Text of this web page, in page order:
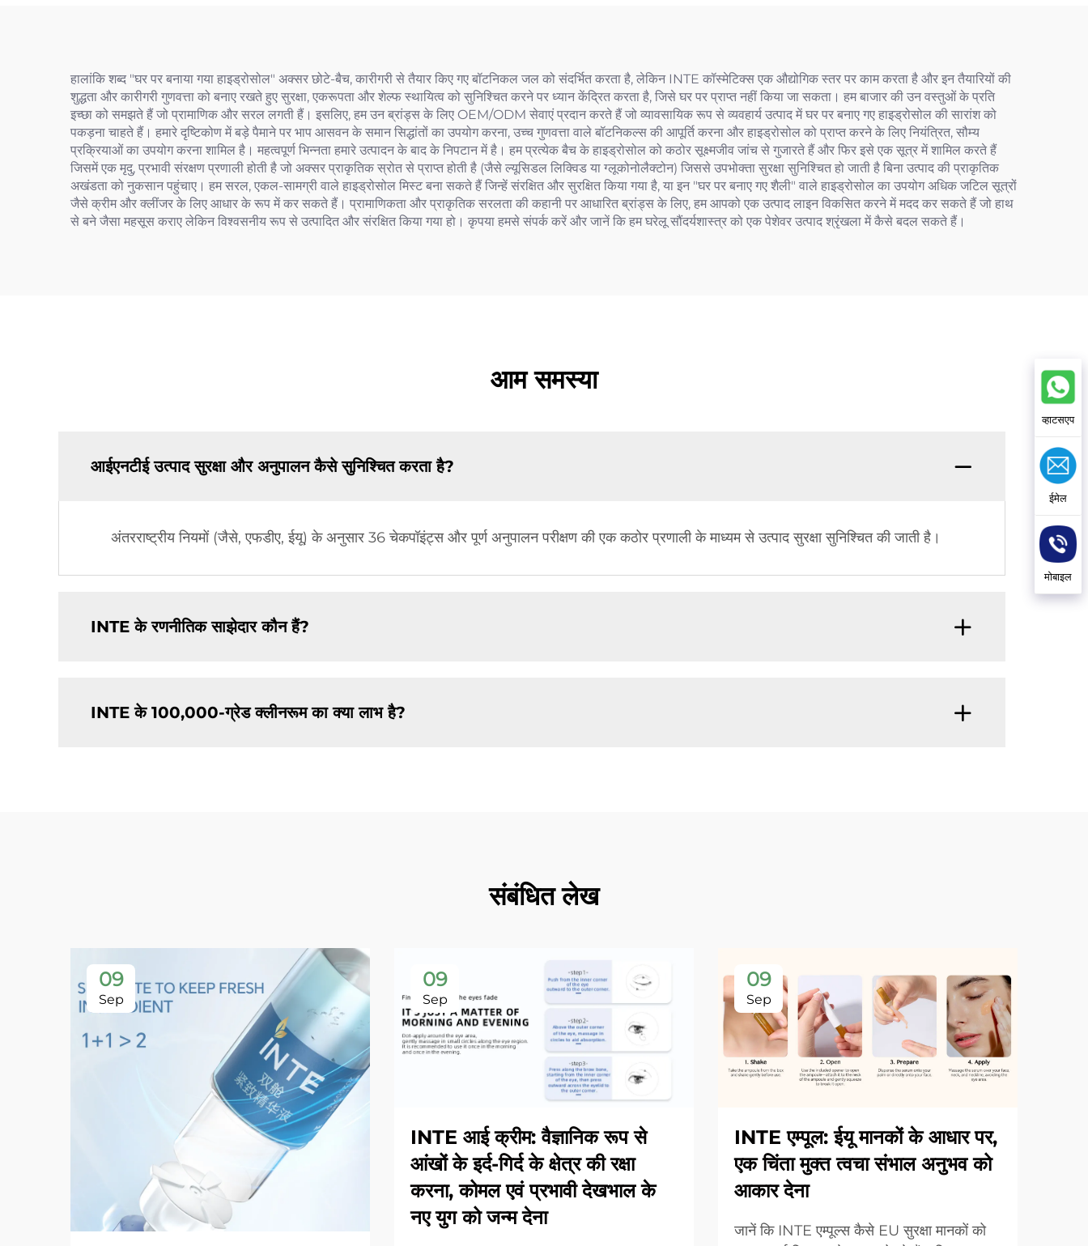
हालांकि शब्द "घर पर बनाया गया हाइड्रोसोल" अक्सर छोटे-बैच, कारीगरी से तैयार किए गए बॉटनिकल जल को संदर्भित करता है, लेकिन INTE कॉस्मेटिक्स एक औद्योगिक स्तर पर काम करता है और इन तैयारियों की
शुद्धता और कारीगरी गुणवत्ता को बनाए रखते हुए सुरक्षा, एकरूपता और शेल्फ स्थायित्व को सुनिश्चित करने पर ध्यान केंद्रित करता है, जिसे घर पर प्राप्त नहीं किया जा सकता। हम बाजार की उन वस्तुओं के प्रति
इच्छा को समझते हैं जो प्रामाणिक और सरल लगती हैं। इसलिए, हम उन ब्रांड्स के लिए OEM/ODM सेवाएं प्रदान करते हैं जो व्यावसायिक रूप से व्यवहार्य उत्पाद में घर पर बनाए गए हाइड्रोसोल की सारांश को
पकड़ना चाहते हैं। हमारे दृष्टिकोण में बड़े पैमाने पर भाप आसवन के समान सिद्धांतों का उपयोग करना, उच्च गुणवत्ता वाले बॉटनिकल्स की आपूर्ति करना और हाइड्रोसोल को प्राप्त करने के लिए नियंत्रित, सौम्य
प्रक्रियाओं का उपयोग करना शामिल है। महत्वपूर्ण भिन्नता हमारे उत्पादन के बाद के निपटान में है। हम प्रत्येक बैच के हाइड्रोसोल को कठोर सूक्ष्मजीव जांच से गुजारते हैं और फिर इसे एक सूत्र में शामिल करते हैं
जिसमें एक मृदु, प्रभावी संरक्षण प्रणाली होती है जो अक्सर प्राकृतिक स्रोत से प्राप्त होती है (जैसे ल्यूसिडल लिक्विड या ग्लूकोनोलैक्टोन) जिससे उपभोक्ता सुरक्षा सुनिश्चित हो जाती है बिना उत्पाद की प्राकृतिक
अखंडता को नुकसान पहुंचाए। हम सरल, एकल-सामग्री वाले हाइड्रोसोल मिस्ट बना सकते हैं जिन्हें संरक्षित और सुरक्षित किया गया है, या इन "घर पर बनाए गए शैली" वाले हाइड्रोसोल का उपयोग अधिक जटिल सूत्रों
जैसे क्रीम और क्लींजर के लिए आधार के रूप में कर सकते हैं। प्रामाणिकता और प्राकृतिक सरलता की कहानी पर आधारित ब्रांड्स के लिए, हम आपको एक उत्पाद लाइन विकसित करने में मदद कर सकते हैं जो हाथ
से बने जैसा महसूस कराए लेकिन विश्वसनीय रूप से उत्पादित और संरक्षित किया गया हो। कृपया हमसे संपर्क करें और जानें कि हम घरेलू सौंदर्यशास्त्र को एक पेशेवर उत्पाद श्रृंखला में कैसे बदल सकते हैं।
आम समस्या
आईएनटीई उत्पाद सुरक्षा और अनुपालन कैसे सुनिश्चित करता है?
अंतरराष्ट्रीय नियमों (जैसे, एफडीए, ईयू) के अनुसार 36 चेकपॉइंट्स और पूर्ण अनुपालन परीक्षण की एक कठोर प्रणाली के माध्यम से उत्पाद सुरक्षा सुनिश्चित की जाती है।
INTE के रणनीतिक साझेदार कौन हैं?
INTE के 100,000-ग्रेड क्लीनरूम का क्या लाभ है?
संबंधित लेख
09
Sep
09
Sep
INTE आई क्रीम: वैज्ञानिक रूप से
आंखों के इर्द-गिर्द के क्षेत्र की रक्षा
करना, कोमल एवं प्रभावी देखभाल के
नए युग को जन्म देना
09
Sep
INTE एम्पूल: ईयू मानकों के आधार पर,
एक चिंता मुक्त त्वचा संभाल अनुभव को
आकार देना
जानें कि INTE एम्पूल्स कैसे EU सुरक्षा मानकों को
व्हाटसएप
ईमेल
मोबाइल